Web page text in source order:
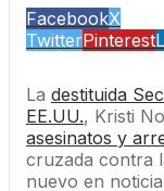
FacebookX
TwitterPinterest
La destituida
EE.UU., Kristi
asesinatos y
cruzada contra
nuevo en